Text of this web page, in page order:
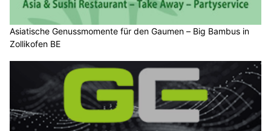
Asiatische Genussmomente für den Gaumen – Big Bambus in
Zollikofen BE